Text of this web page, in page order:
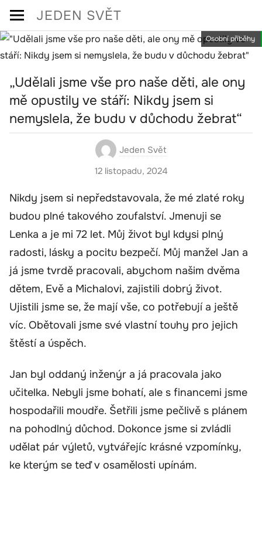
Skip
content
JEDEN SVĚT
Osobní příběhy
„Udělali jsme vše pro naše děti, ale ony
mě opustily ve stáří: Nikdy jsem si
nemyslela, že budu v důchodu žebrat“
Jeden Svět
12 listopadu, 2024
Nikdy jsem si nepředstavovala, že mé zlaté roky
budou plné takového zoufalství. Jmenuji se
Lenka a je mi 72 let. Můj život byl kdysi plný
radosti, lásky a pocitu bezpečí. Můj manžel Jan a
já jsme tvrdě pracovali, abychom našim dvěma
dětem, Evě a Michalovi, zajistili dobrý život.
Ujistili jsme se, že mají vše, co potřebují a ještě
víc. Obětovali jsme své vlastní touhy pro jejich
štěstí a úspěch.
Jan byl oddaný inženýr a já pracovala jako
učitelka. Nebyli jsme bohatí, ale s financemi jsme
hospodařili moudře. Šetřili jsme pečlivě s plánem
na pohodlný důchod. Dokonce jsme si zvládli
udělat pár výletů, vytvářejíc krásné vzpomínky,
ke kterým se teď v osamělosti upínám.